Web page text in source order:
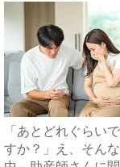
「あとどれぐらい
すか？」え、そん